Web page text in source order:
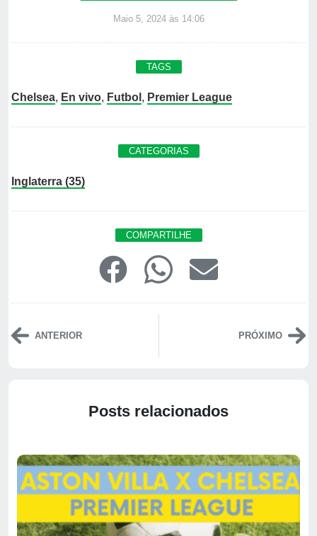
Maio 5, 2024 às 14:06
TAGS
Chelsea, En vivo, Futbol , Premier League
CATEGORIAS
Inglaterra (35)
COMPARTILHE
ANTERIOR PRÓXIMO
Posts relacionados